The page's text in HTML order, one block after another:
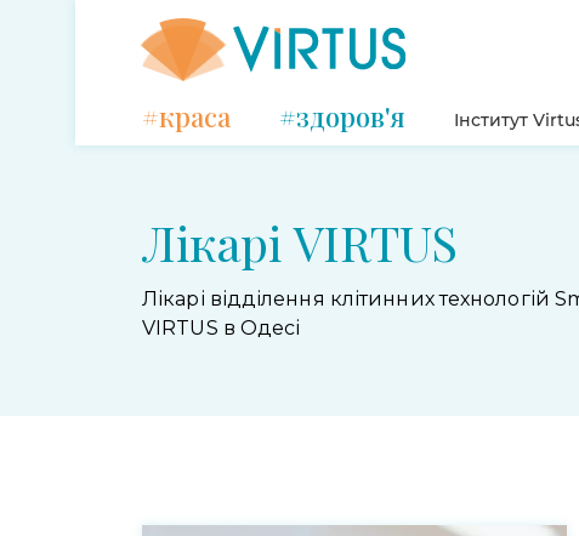
#краса #здоров'я Інститут
Лікарі VIRTUS
Лікарі відділення клітинних технологій
VIRTUS в Одесі